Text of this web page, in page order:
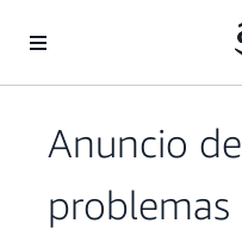
Anuncio
problemas